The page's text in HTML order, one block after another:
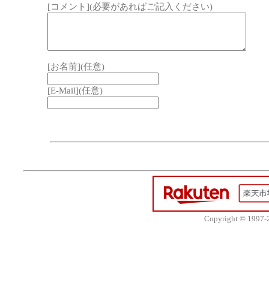
[コメント](必要があればご記入ください)
[お名前](任意)
[E-Mail](任意)
Copyright © 1997-